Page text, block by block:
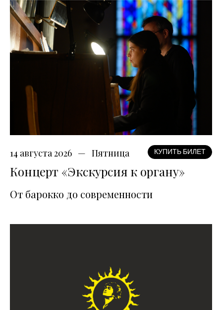
14 августа 2026 Пятница КУПИТЬ БИЛЕТ
Концерт «Экскурсия к органу»
От барокко до современности